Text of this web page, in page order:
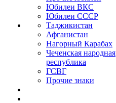
Юбилеи ВКС
Юбилеи СССР
Таджикистан
Афганистан
Нагорный Карабах
Чеченская народная
республика
ГСВГ
Прочие знаки